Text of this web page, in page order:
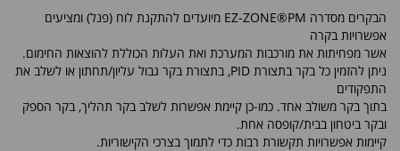
הבקרים מסדרה EZ-ZONE®PM מיועדים להתקנת לוח (פנל) ומציעים
אפשרויות בקרה
אשר מפחיתות את מורכבות המערכת ואת העלות הכוללת להוצאות החימום.
ניתן להזמין כל בקר בתצורת PID, בתצורת בקר גבול עליון/תחתון או לשלב את
התפקודים
בתוך בקר משולב אחד. כמו-כן קיימת אפשרות לשלב בקר תהליך, בקר הספק
ובקר ביטחון בבית/קופסה אחת.
קיימות אפשרויות תקשורת רבות כדי לתמוך בצרכי הקישוריות.